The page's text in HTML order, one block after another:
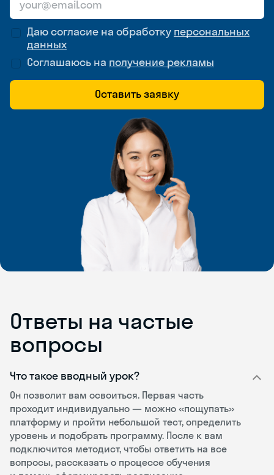
Даю согласие на обработку персональных
данных
Соглашаюсь на получение рекламы
Оставить заявку
Ответы на частые
вопросы
Что такое вводный урок?
Он позволит вам освоиться. Первая часть
проходит индивидуально — можно «пощупать»
платформу и пройти небольшой тест, определить
уровень и подобрать программу. После к вам
подключится методист, чтобы ответить на все
вопросы, рассказать о процессе обучения